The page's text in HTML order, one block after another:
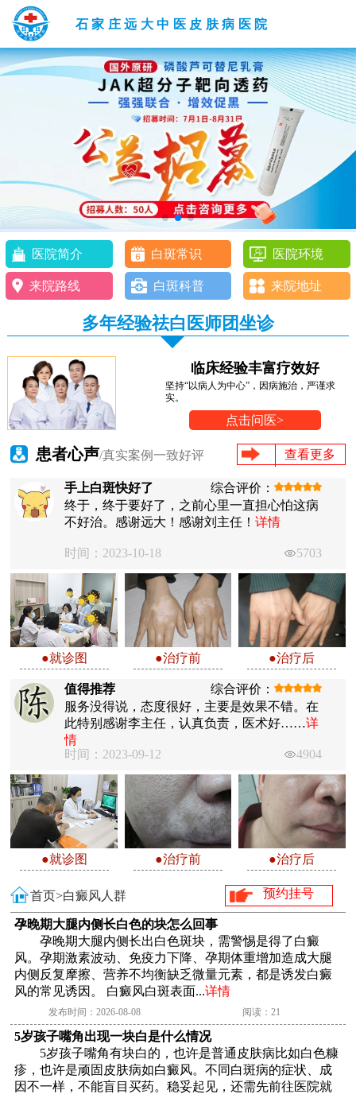
石家庄远大中医皮肤病医院
医院简介 白斑常识 医院环境
来院路线 白斑科普 来院地址
多年经验祛白医师团坐诊
临床经验丰富疗效好
坚持“以病人为中心”，因病施治，严谨求
实。
点击问医>
患者心声/真实案例一致好评 查看更多
手上白斑快好了
综合评价：
终于，终于要好了，之前心里一直担心怕这病
不好治。感谢远大！感谢刘主任！详情
时间：2023-10-18 5703
●就诊图 ●治疗前 ●治疗后
值得推荐
综合评价：
服务没得说，态度很好，主要是效果不错。在
此特别感谢李主任，认真负责，医术好……详
情
时间：2023-09-12
4904
●就诊图 ●治疗前 ●治疗后
首页>白癜风人群 预约挂号
孕晚期大腿内侧长白色的块怎么回事
孕晚期大腿内侧长出白色斑块，需警惕是得了白癜
风。孕期激素波动、免疫力下降、孕期体重增加造成大腿
内侧反复摩擦、营养不均衡缺乏微量元素，都是诱发白癜
风的常见诱因。 白癜风白斑表面...详情
发布时间：2026-08-08 阅读：21
5岁孩子嘴角出现一块白是什么情况
5岁孩子嘴角有块白的，也许是普通皮肤病比如白色糠
疹，也许是顽固皮肤病如白癜风。不同白斑病的症状、成
因不一样，不能盲目买药。稳妥起见，还需先前往医院就